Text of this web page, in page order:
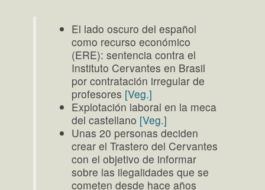
El lado oscuro del español
como recurso económico
(ERE): sentencia contra el
Instituto Cervantes en Brasil
por contratación irregular de
profesores [Veg.]
Explotación laboral en la meca
del castellano [Veg.]
Unas 20 personas deciden
crear el Trastero del Cervantes
con el objetivo de informar
sobre las ilegalidades que se
cometen desde hace años